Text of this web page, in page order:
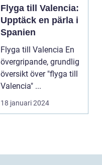
Flyga till Valencia:
Upptäck en pärla i
Spanien
Flyga till Valencia En
övergripande, grundlig
översikt över "flyga till
Valencia" ...
18 januari 2024